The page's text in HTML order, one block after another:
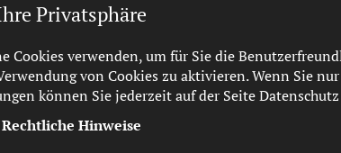
Privatsphäre
Cookies verwenden, um für Sie die
von Cookies zu aktivieren. Wenn Sie
können Sie jederzeit auf der Seite
Rechtliche Hinweise